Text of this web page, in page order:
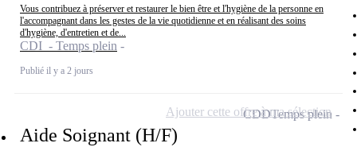
Vous contribuez à préserver et restaurer le bien être et l'hygiène de la personne en
l'accompagnant dans les gestes de la vie quotidienne et en réalisant des soins
d'hygiène, d'entretien et de...
CDI - Temps plein
Publié il y a 2 jours
Aide Soignant (H/F)
CDDTemps plein
Ajouter cette offre à ma sélection